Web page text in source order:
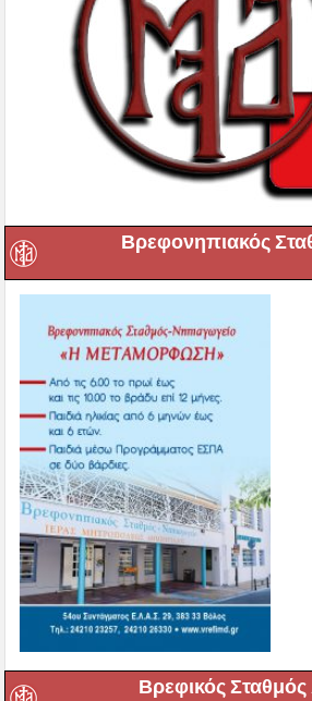
Βρεφονηπιακός
Βρεφικός Σταθμός